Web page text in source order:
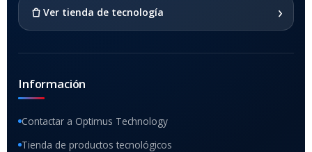
Ver tienda de tecnología ›
Información
Contactar a Optimus Technology
Tienda de productos tecnológicos